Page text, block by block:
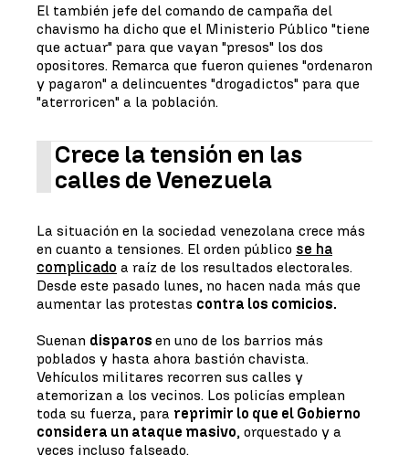
El también jefe del comando de campaña del
chavismo ha dicho que el Ministerio Público "tiene
que actuar" para que vayan "presos" los dos
opositores. Remarca que fueron quienes "ordenaron
y pagaron" a delincuentes "drogadictos" para que
"aterroricen" a la población.
Crece la tensión en las
calles de Venezuela
La situación en la sociedad venezolana crece más
en cuanto a tensiones. El orden público se ha
complicado a raíz de los resultados electorales.
Desde este pasado lunes, no hacen nada más que
aumentar las protestas contra los comicios.
Suenan disparos en uno de los barrios más
poblados y hasta ahora bastión chavista.
Vehículos militares recorren sus calles y
atemorizan a los vecinos. Los policías emplean
toda su fuerza, para reprimir lo que el Gobierno
considera un ataque masivo, orquestado y a
veces incluso falseado.